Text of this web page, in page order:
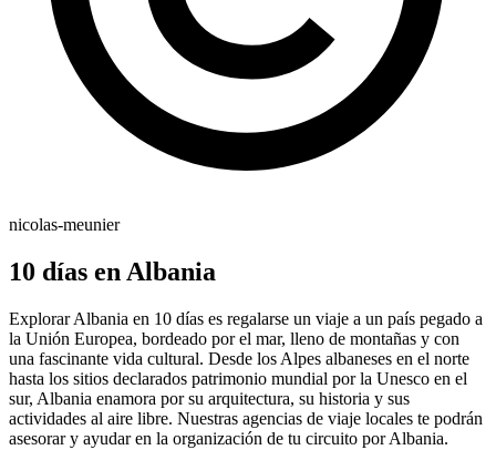
nicolas-meunier
10 días en Albania
Explorar Albania en 10 días es regalarse un viaje a un país pegado a
la Unión Europea, bordeado por el mar, lleno de montañas y con
una fascinante vida cultural. Desde los Alpes albaneses en el norte
hasta los sitios declarados patrimonio mundial por la Unesco en el
sur, Albania enamora por su arquitectura, su historia y sus
actividades al aire libre. Nuestras agencias de viaje locales te podrán
asesorar y ayudar en la organización de tu circuito por Albania.